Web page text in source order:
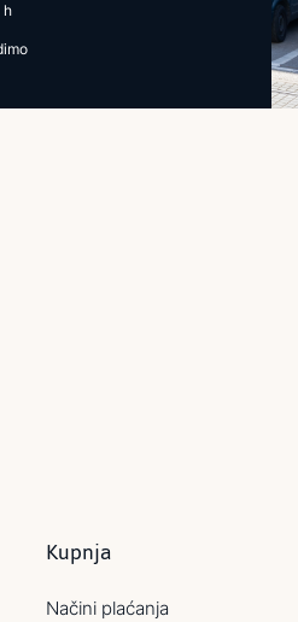
h
Kupnja
Načini plaćanja